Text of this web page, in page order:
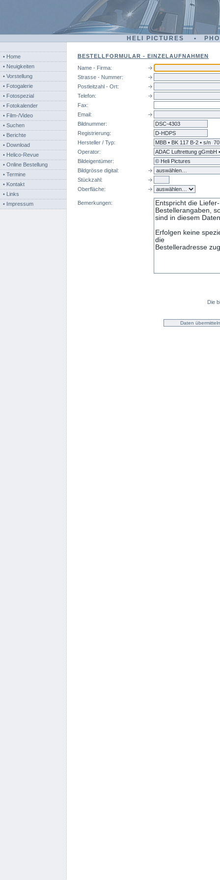
HELI PICTURES •
• Home
• Neuigkeiten
• Vorstellung
• Fotogalerie
• Fotospezial
• Fotokalender
• Film-/Video
• Suchen
• Berichte
• Download
• Helico-Revue
• Online Bestellung
• Termine
• Kontakt
• Links
• Impressum
BESTELLFORMULAR - EINZELAUFNAHMEN
Name - Firma:
Strasse - Nummer:
Postleitzahl - Ort:
Telefon:
Fax:
Email:
Bildnummer:
Registrierung:
Hersteller / Typ:
Operator:
Bildeigentümer:
Bildgrösse digital:
Stückzahl:
Oberfläche:
Bemerkungen:
Die